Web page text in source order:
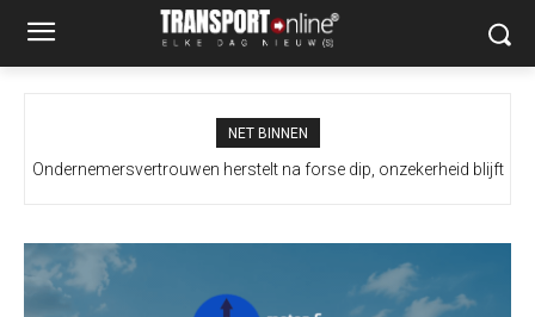
NET BINNEN
Ondernemersvertrouwen herstelt na forse dip, onzekerheid blijft